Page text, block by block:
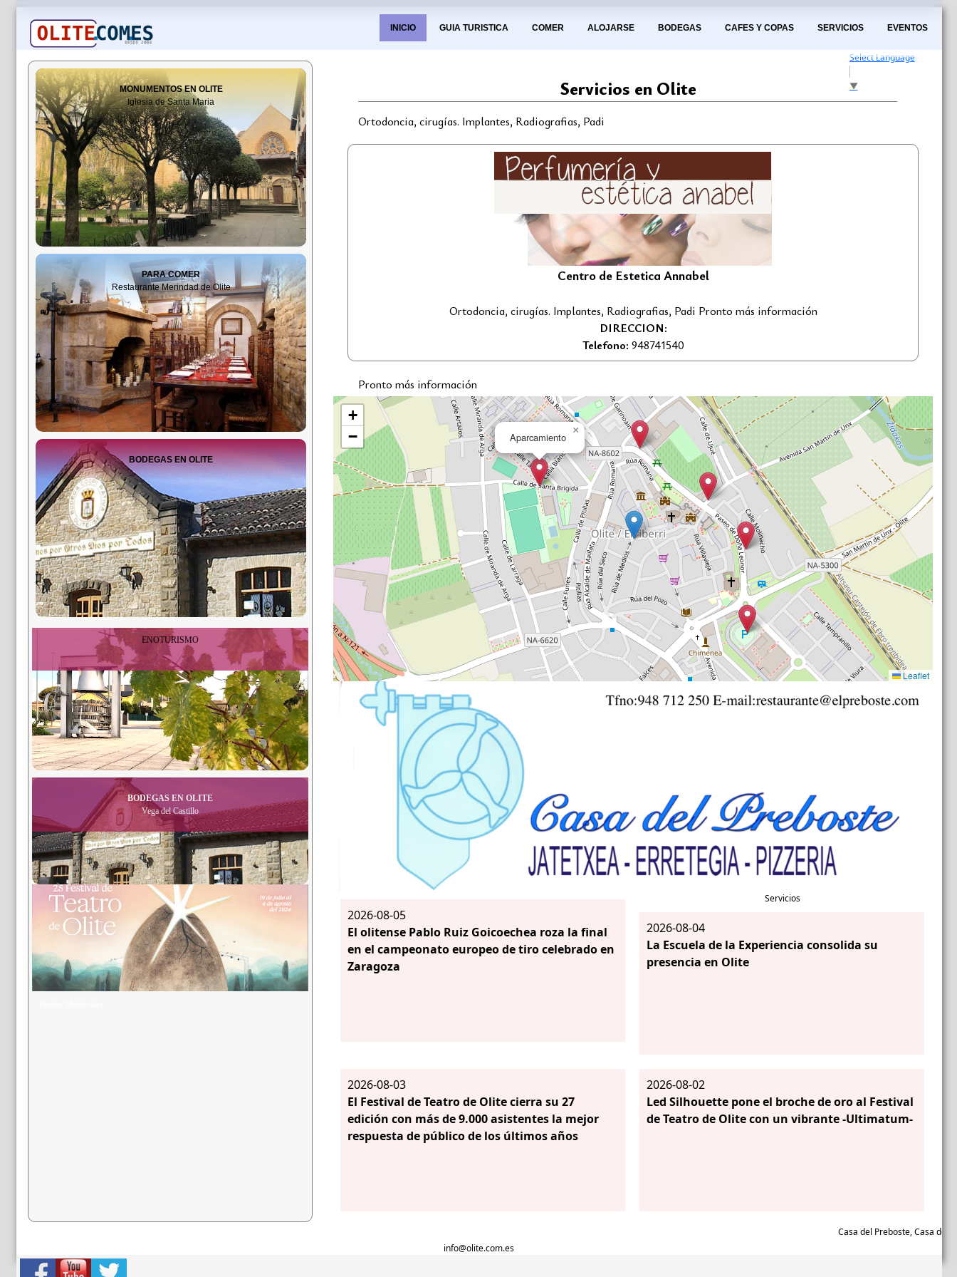
INICIO GUIA TURISTICA COMER ALOJARSE BODEGAS CAFES Y COPAS SERVICIOS EVENTOS
Select Language
▼
MONUMENTOS EN OLITE
Iglesia de Santa Maria
PARA COMER
Restaurante Merindad de Olite
BODEGAS EN OLITE
ENOTURISMO
BODEGAS EN OLITE
Vega del Castillo
Servicios en Olite
Ortodoncia, cirugías. Implantes, Radiografias, Padi
Centro de Estetica Annabel
Ortodoncia, cirugías. Implantes, Radiografias, Padi Pronto más información
DIRECCION:
Telefono: 948741540
Pronto más información
Aparcamiento
×
+
−
Leaflet
Servicios
2026-08-05
El olitense Pablo Ruiz Goicoechea roza la final
en el campeonato europeo de tiro celebrado en
Zaragoza
2026-08-04
La Escuela de la Experiencia consolida su
presencia en Olite
2026-08-03
El Festival de Teatro de Olite cierra su 27
edición con más de 9.000 asistentes la mejor
respuesta de público de los últimos años
2026-08-02
Led Silhouette pone el broche de oro al Festival
de Teatro de Olite con un vibrante -Ultimatum-
Casa del
info@olite.com.es